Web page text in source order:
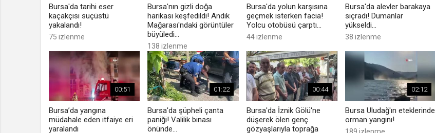
Bursa'da tarihi eser
kaçakçısı suçüstü
yakalandı!
75 izlenme
Bursa'nın gizli doğa
harikası keşfedildi! Andık
Mağarası'ndaki görüntüler
büyüledi...
138 izlenme
Bursa'da yolun karşısına
geçmek isterken facia!
Yolcu otobüsü çarptı...
44 izlenme
Bursa'da alevler barakaya
sıçradı! Dumanlar
yükseldi...
38 izlenme
00:51
Bursa’da yangına
müdahale eden itfaiye eri
yaralandı
01:22
Bursa'da şüpheli çanta
paniği! Valilik binası
önünde...
00:44
Bursa'da İznik Gölü'ne
düşerek ölen genç
gözyaşlarıyla toprağa
02:12
Bursa Uludağ'ın eteklerinde
orman yangını!